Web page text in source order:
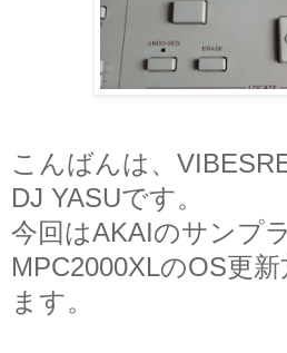
こんばんは、
DJ YASUです。
今回はAKAIのサンプラ
MPC2000XLのOS更
ます。